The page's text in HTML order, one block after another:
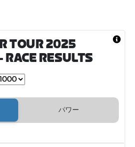
TOUR 2025
RACE RESULTS
パワー